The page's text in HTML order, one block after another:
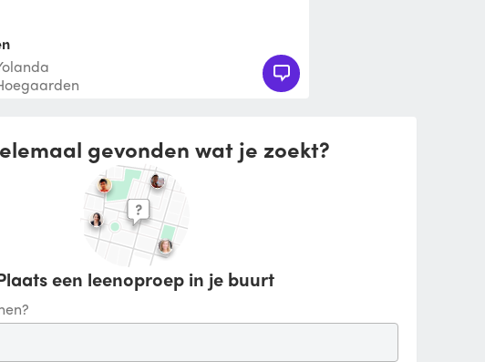
yolanda
gevonden wat je zoekt?
een leenoproep in je buurt